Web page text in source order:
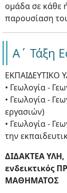
ομάδα σε κάθε
παρουσίαση
Α΄ Τάξη
ΕΚΠΑΙΔΕΥΤΙΚΟ
• Γεωλογία -
• Γεωλογία -
εργασιών)
• Γεωλογία -
την
ΔΙΔΑΚΤΕΑ ΥΛΗ,
ενδεικτικός
ΜΑΘΗΜΑΤΟΣ